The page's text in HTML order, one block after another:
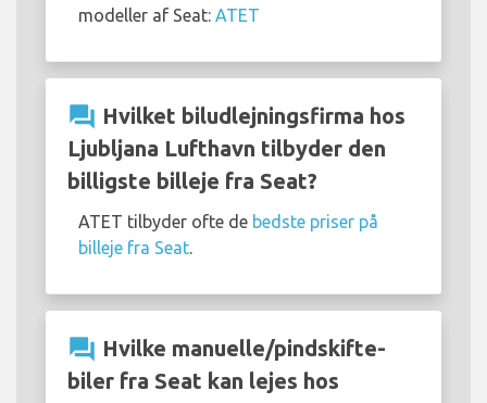
modeller af Seat: ATET
question_answer Hvilket biludlejningsfirma hos
Ljubljana Lufthavn tilbyder den
billigste billeje fra Seat?
ATET tilbyder ofte de bedste priser på
billeje fra Seat
question_answer Hvilke manuelle/pindskifte-
biler fra Seat kan lejes hos